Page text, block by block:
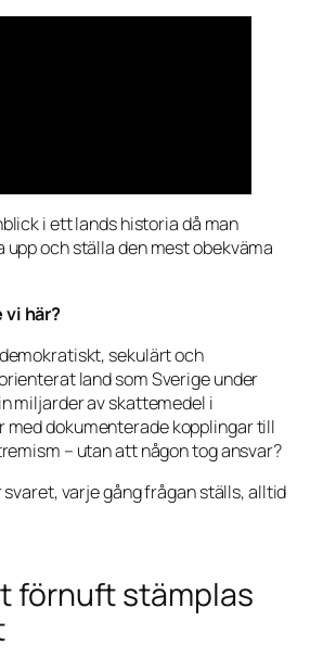
i ett lands historia då man
upp och ställa den mest obekväma
vi här?
sekulärt och
land som Sverige under
miljarder av skattemedel i
med dokumenterade kopplingar till
– utan att någon tog ansvar?
varje gång frågan ställs, alltid
förnuft stämplas